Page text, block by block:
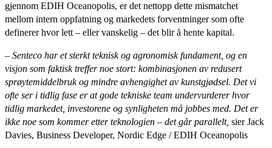
gjennom EDIH Oceanopolis, er det nettopp dette mismatchet
mellom intern oppfatning og markedets forventninger som ofte
definerer hvor lett – eller vanskelig – det blir å hente kapital.
– Senteco har et sterkt teknisk og agronomisk fundament, og en
visjon som faktisk treffer noe stort: kombinasjonen av redusert
sprøytemiddelbruk og mindre avhengighet av kunstgjødsel. Det vi
ofte ser i tidlig fase er at gode tekniske team undervurderer hvor
tidlig markedet, investorene og synligheten må jobbes med. Det er
ikke noe som kommer etter teknologien – det går parallelt, sierJack
Davies, Business Developer, Nordic Edge / EDIH Oceanopolis